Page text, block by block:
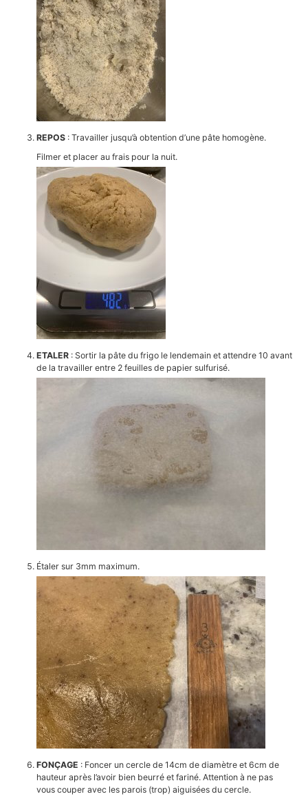
REPOS : Travailler jusqu’à obtention d’une pâte homogène.
Filmer et placer au frais pour la nuit.
ETALER : Sortir la pâte du frigo le lendemain et attendre 10 avant
de la travailler entre 2 feuilles de papier sulfurisé.
Étaler sur 3mm maximum.
FONÇAGE : Foncer un cercle de 14cm de diamètre et 6cm de
hauteur après l’avoir bien beurré et fariné. Attention à ne pas
vous couper avec les parois (trop) aiguisées du cercle.